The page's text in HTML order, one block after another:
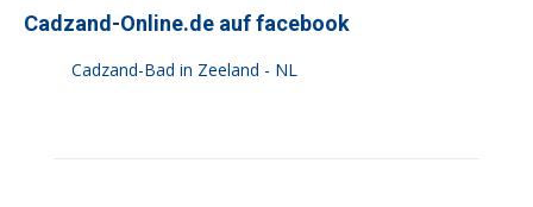
Cadzand-Online.de auf facebook
Cadzand-Bad in Zeeland - NL